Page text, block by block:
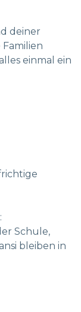
deiner
Familien
einmal ein
Schule,
bleiben in